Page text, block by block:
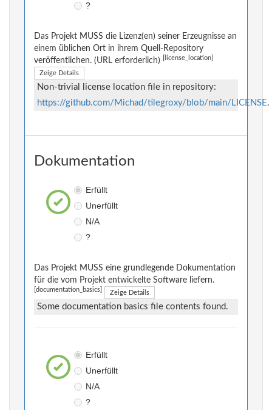
?
Das Projekt MUSS die Lizenz(en) seiner Erzeugnisse an
einem üblichen Ort in ihrem Quell-Repository
veröffentlichen. (URL erforderlich)
[license_location]
Zeige Details
Non-trivial license location file in repository:
https://github.com/Michad/tilegroxy/blob/main/LICENSE.
Dokumentation
Erfüllt
Unerfüllt
N/A
?
Das Projekt MUSS eine grundlegende Dokumentation
für die vom Projekt entwickelte Software liefern.
[documentation_basics] Zeige Details
Some documentation basics file contents found.
Erfüllt
Unerfüllt
N/A
?